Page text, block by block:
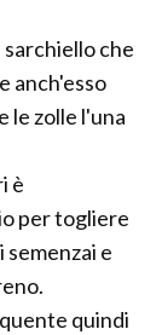
che
anch'esso
le zolle l'una
è
per togliere
e
quindi